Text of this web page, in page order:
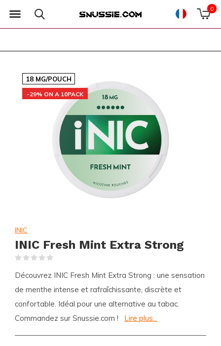
0
18 MG/POUCH
-29% ON A 10PACK
INIC
INIC Fresh Mint Extra Strong
Découvrez INIC Fresh Mint Extra Strong : une sensation
de menthe intense et rafraîchissante, discrète et
confortable. Idéal pour une alternative au tabac.
Commandez sur Snussie.com !
Lire plus...